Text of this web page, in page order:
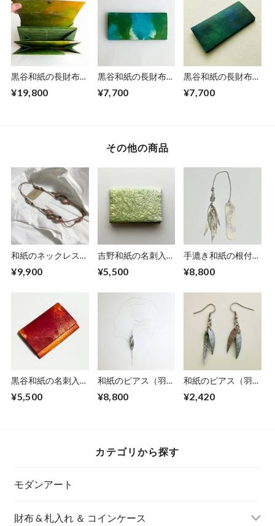
黒谷和紙の長財布
¥19,800
黒谷和紙の長財布
¥7,700
黒谷和紙の長財布
¥7,700
その他の商品
和紙のネックレス
¥9,900
吉野和紙の名刺入れ
¥5,500
手漉き和紙の根付
¥8,800
黒谷和紙の名刺入れ
¥5,500
和紙のピアス（羽）
¥8,800
和紙のピアス（羽）
¥2,420
カテゴリから探す
モダンアート
財布 & 札入れ ＆ コインケース